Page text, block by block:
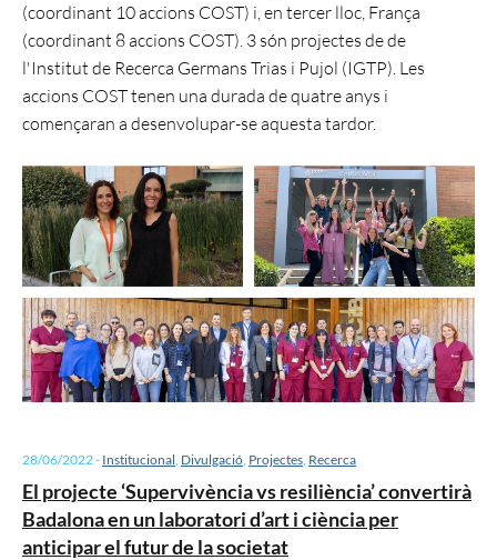
(coordinant 10 accions COST) i, en tercer lloc, França
(coordinant 8 accions COST). 3 són projectes de de
l'Institut de Recerca Germans Trias i Pujol (IGTP). Les
accions COST tenen una durada de quatre anys i
començaran a desenvolupar-se aquesta tardor.
28/06/2022- Institucional Divulgació Projectes Recerca
El projecte ‘Supervivència vs resiliència’ convertirà
Badalona en un laboratori d’art i ciència per
anticipar el futur de la societat